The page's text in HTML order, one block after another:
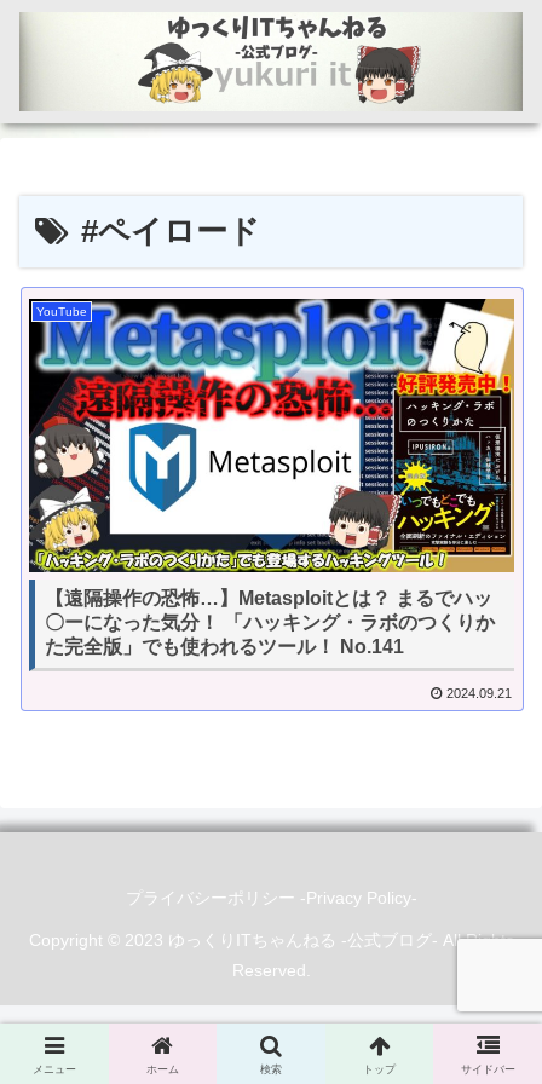
#ペイロード
YouTube
【遠隔操作の恐怖…】Metasploitとは？ まるでハッ
〇ーになった気分！ 「ハッキング・ラボのつくりか
た完全版」でも使われるツール！ No.141
2024.09.21
プライバシーポリシー -Privacy Policy-
Copyright © 2023 ゆっくりITちゃんねる -公式ブログ- All Rights
Reserved.
メニュー ホーム 検索 トップ サイドバー